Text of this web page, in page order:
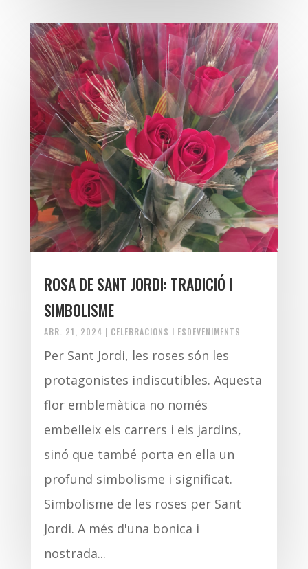
ROSA DE SANT JORDI: TRADICIÓ I
SIMBOLISME
ABR. 21, 2024 | CELEBRACIONS I ESDEVENIMENTS
Per Sant Jordi, les roses són les
protagonistes indiscutibles. Aquesta
flor emblemàtica no només
embelleix els carrers i els jardins,
sinó que també porta en ella un
profund simbolisme i significat.
Simbolisme de les roses per Sant
Jordi. A més d'una bonica i
nostrada...